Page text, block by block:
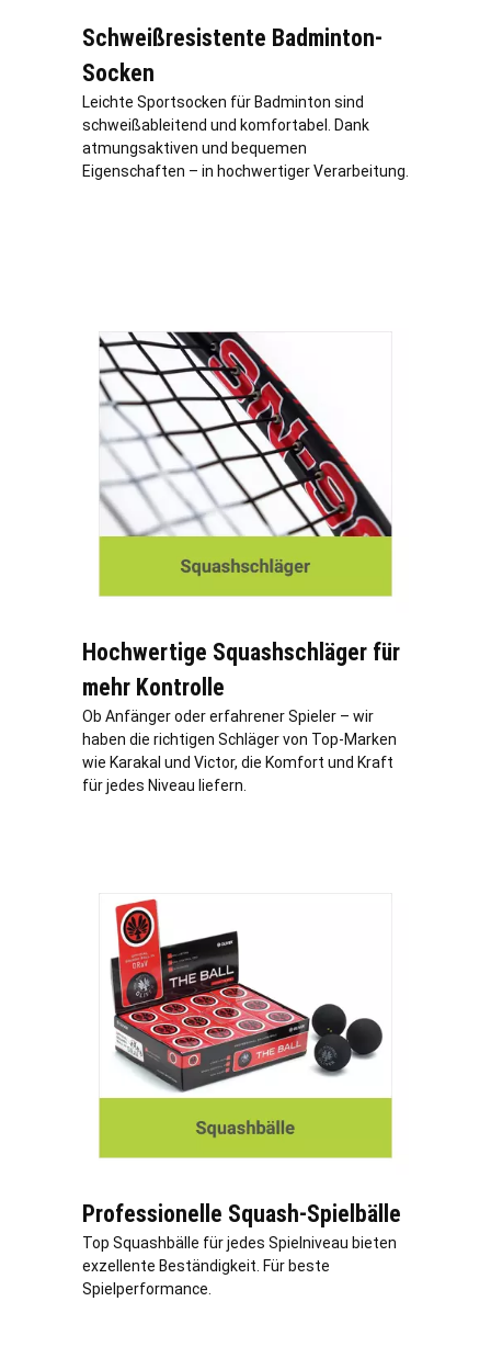
Schweißresistente Badminton-
Socken
Leichte Sportsocken für Badminton sind
schweißableitend und komfortabel. Dank
atmungsaktiven und bequemen
Eigenschaften – in hochwertiger Verarbeitung.
Hochwertige Squashschläger für
mehr Kontrolle
Ob Anfänger oder erfahrener Spieler – wir
haben die richtigen Schläger von Top-Marken
wie Karakal und Victor, die Komfort und Kraft
für jedes Niveau liefern.
Professionelle Squash-Spielbälle
Top Squashbälle für jedes Spielniveau bieten
exzellente Beständigkeit. Für beste
Spielperformance.